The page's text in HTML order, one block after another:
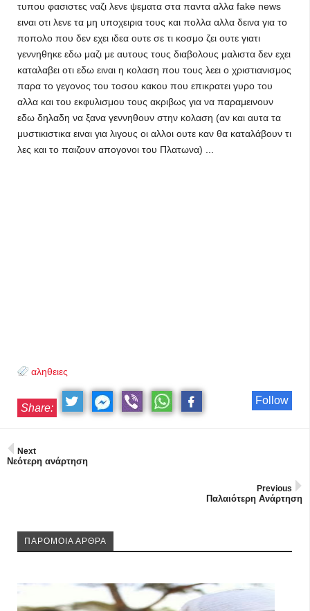
τυπου φασιστες ναζι λενε ψεματα στα παντα αλλα fake news
ειναι οτι λενε τα μη υποχειρια τους και πολλα αλλα δεινα για το
ποπολο που δεν εχει ιδεα ουτε σε τι κοσμο ζει ουτε γιατι
γεννηθηκε εδω μαζι με αυτους τους διαβολους μαλιστα δεν εχει
καταλαβει οτι εδω ειναι η κολαση που τους λεει ο χριστιανισμος
παρα το γεγονος του τοσου κακου που επικρατει γυρο του
αλλα και του εκφυλισμου τους ακριβως για να παραμεινουν
εδω δηλαδη να ξανα γεννηθουν στην κολαση (αν και αυτα τα
μυστικιστικα ειναι για λιγους οι αλλοι ουτε καν θα καταλάβουν τι
λες και το παιζουν απογονοι του Πλατωνα) ...
αληθειες
Follow
Share:
Next
Νεότερη ανάρτηση
Previous
Παλαιότερη Ανάρτηση
ΠΑΡΟΜΟΙΑ ΑΡΘΡΑ